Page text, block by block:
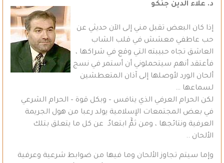
د. علاء الدين جنكو
إذا كان البعض تقبل مني إلى الآن حديثي عن
حب عاطفي معشش في قلب الشاب
العاشق تجاه حبيبته التي وقع في شراكها ،
فأعتقد أنهم سيتحملوني أن أستمر في نسج
ألحان الورد لأوصلها إلى آذان المتعطشين
لسماعها …
لكن الحرام العرفي الذي ينافس – وبكل قوة – الحرام الشرعي
في بعض المجتمعات الإسلامية يولد رعبا من هول الجريمة
العرفية ونتائجها ، ومن ثمًَّ ابتعادٌ عن كل ما يتعلق بتلك
الألحان ..
وإما سيتم تجاوز الألحان وما فيها من ضوابط شرعية وعرفية